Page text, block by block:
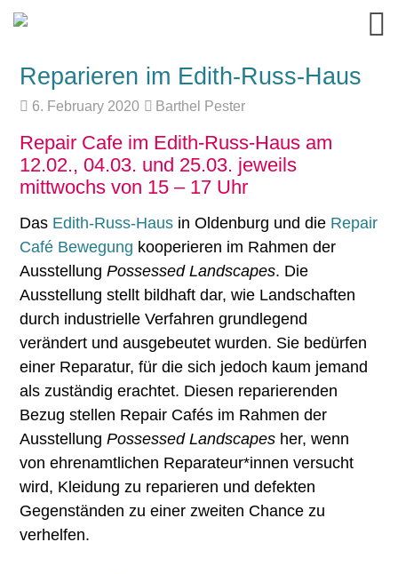
Reparieren im Edith-Russ-Haus
6. February 2020 Barthel Pester
Repair Cafe im Edith-Russ-Haus am
12.02., 04.03. und 25.03. jeweils
mittwochs von 15 – 17 Uhr
Das Edith-Russ-Haus in Oldenburg und die Repair
Café Bewegung kooperieren im Rahmen der
AusstellungPossessed Landscapes. Die
Ausstellung stellt bildhaft dar, wie Landschaften
durch industrielle Verfahren grundlegend
verändert und ausgebeutet wurden. Sie bedürfen
einer Reparatur, für die sich jedoch kaum jemand
als zuständig erachtet. Diesen reparierenden
Bezug stellen Repair Cafés im Rahmen der
AusstellungPossessed Landscapes her, wenn
von ehrenamtlichen Reparateur*innen versucht
wird, Kleidung zu reparieren und defekten
Gegenständen zu einer zweiten Chance zu
verhelfen.